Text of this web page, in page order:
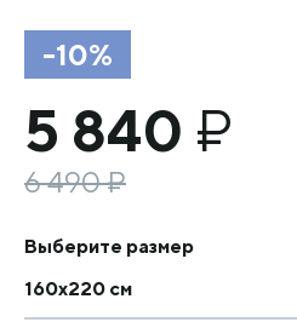
-10%
5 840 ₽
6 490₽
Выберите размер
160х220 см